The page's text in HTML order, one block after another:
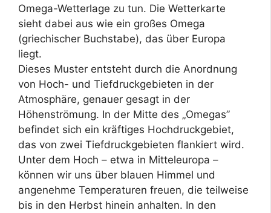
Omega-Wetterlage zu tun. Die Wetterkarte
sieht dabei aus wie ein großes Omega
(griechischer Buchstabe), das über Europa
liegt.
Dieses Muster entsteht durch die Anordnung
von Hoch- und Tiefdruckgebieten in der
Atmosphäre, genauer gesagt in der
Höhenströmung. In der Mitte des „Omegas”
befindet sich ein kräftiges Hochdruckgebiet,
das von zwei Tiefdruckgebieten flankiert wird.
Unter dem Hoch – etwa in Mitteleuropa –
können wir uns über blauen Himmel und
angenehme Temperaturen freuen, die teilweise
bis in den Herbst hinein anhalten. In den